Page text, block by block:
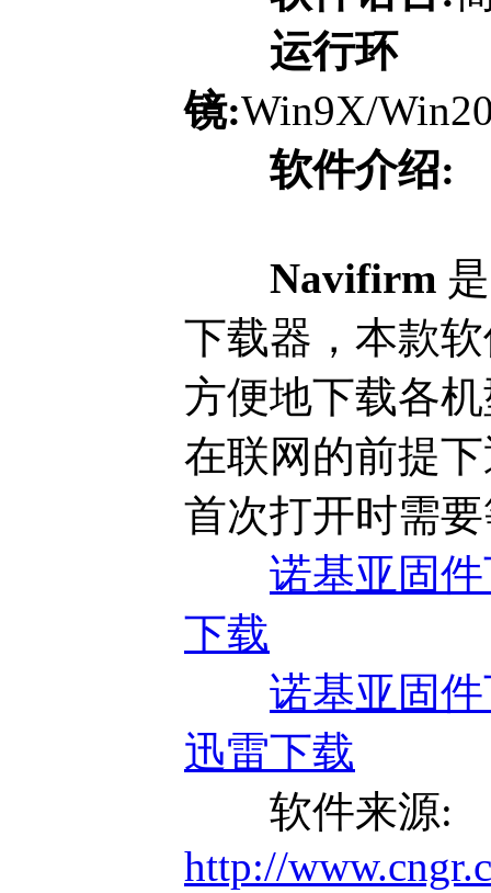
运行环
镜:Win9X/
软件介绍:
Navifirm
下载器，本款
方便地下载各
在联网的前提
首次打开时需
诺基亚固
下载
诺基亚固
迅雷下载
软件来源:
http://